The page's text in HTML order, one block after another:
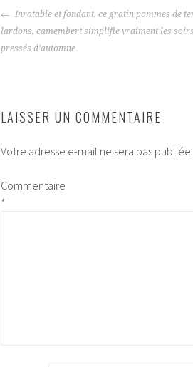
NAVIGATION
DES
ARTICLES
Inratable et fondant, ce gratin pommes de
lardons, camembert simplifie vraiment les soirs
pressés d’automne
LAISSER UN COMMENTAIRE
Votre adresse e-mail ne sera pas publiée.
Commentaire
*